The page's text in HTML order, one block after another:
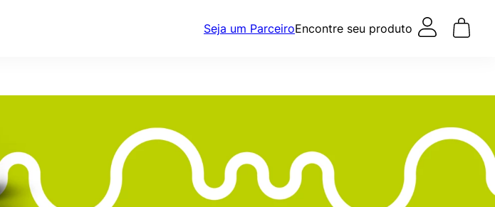
Seja um ParceiroEncontre seu produto